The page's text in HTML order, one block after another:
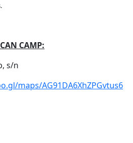
CAMP:
s/n
maps/AG91DA6XhZPGvtus6